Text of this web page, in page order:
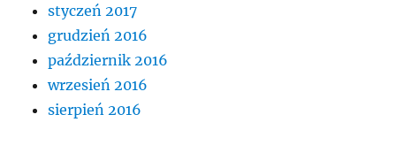
styczeń 2017
grudzień 2016
październik 2016
wrzesień 2016
sierpień 2016